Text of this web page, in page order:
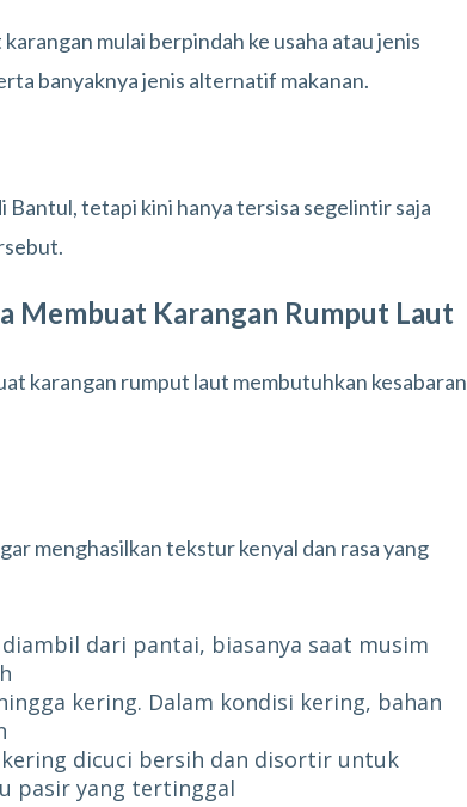
mulai berpindah ke usaha atau jenis
banyaknya jenis alternatif makanan.
tetapi kini hanya tersisa segelintir saja
Membuat Karangan Rumput Laut
karangan rumput laut membutuhkan kesabaran
menghasilkan tekstur kenyal dan rasa yang
dari pantai, biasanya saat musim
kering. Dalam kondisi kering, bahan
dicuci bersih dan disortir untuk
pasir yang tertinggal